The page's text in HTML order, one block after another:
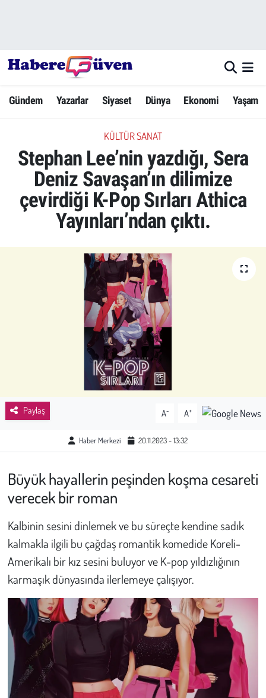
Gündem Yazarlar Siyaset Dünya Ekonomi Yaşam
KÜLTÜR SANAT
Stephan Lee’nin yazdığı, Sera
Deniz Savaşan’ın dilimize
çevirdiği K-Pop Sırları Athica
Yayınları’ndan çıktı.
Paylaş A- A+
Haber Merkezi 20.11.2023 - 13:32
Büyük hayallerin peşinden koşma cesareti
verecek bir roman
Kalbinin sesini dinlemek ve bu süreçte kendine sadık
kalmakla ilgili bu çağdaş romantik komedide Koreli-
Amerikalı bir kız sesini buluyor ve K-pop yıldızlığının
karmaşık dünyasında ilerlemeye çalışıyor.
Yazarlar
Dünya
Ekonomi
Yaşam
Yerel Haberler
Çocuk
Kültür Sanat
İnsan Hakları
Hayvan Hakları
Çevre
Günün İçinden
Vefat İlanları
Tarih
Hava Durumu
Trafik Durumu
Süper Lig Puan Durumu ve Fikstür
Tüm Manşetler
Son Dakika Haberleri
Haber Arşivi